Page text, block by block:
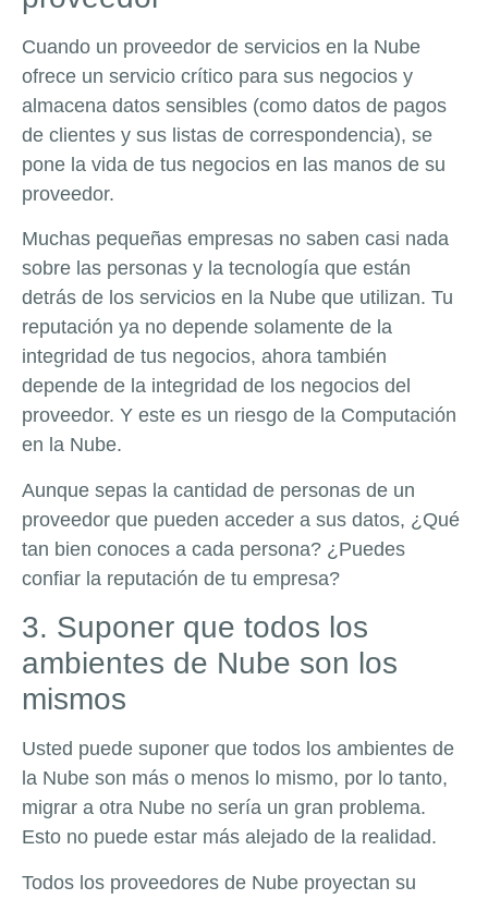
Cuando un proveedor de servicios en la Nube
ofrece un servicio crítico para sus negocios y
almacena datos sensibles (como datos de pagos
de clientes y sus listas de correspondencia), se
pone la vida de tus negocios en las manos de su
proveedor.
Muchas pequeñas empresas no saben casi nada
sobre las personas y la tecnología que están
detrás de los servicios en la Nube que utilizan. Tu
reputación ya no depende solamente de la
integridad de tus negocios, ahora también
depende de la integridad de los negocios del
proveedor. Y este es un riesgo de la Computación
en la Nube.
Aunque sepas la cantidad de personas de un
proveedor que pueden acceder a sus datos, ¿Qué
tan bien conoces a cada persona? ¿Puedes
confiar la reputación de tu empresa?
3. Suponer que todos los
ambientes de Nube son los
mismos
Usted puede suponer que todos los ambientes de
la Nube son más o menos lo mismo, por lo tanto,
migrar a otra Nube no sería un gran problema.
Esto no puede estar más alejado de la realidad.
Todos los proveedores de Nube proyectan su